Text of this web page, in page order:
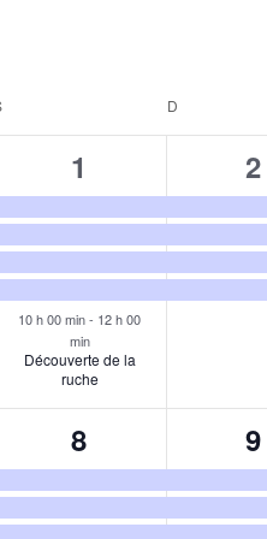
SAMEDI D
5
évènements,
1
10 h 00 min- 12 h 00
min
Découverte de la
ruche
4
2
4
évènements,
8
4
9